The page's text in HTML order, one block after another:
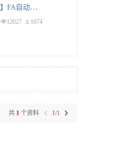
【免费下载】FA自动化零部件3D模型库
12027  1074
共 1 个资料 1/1